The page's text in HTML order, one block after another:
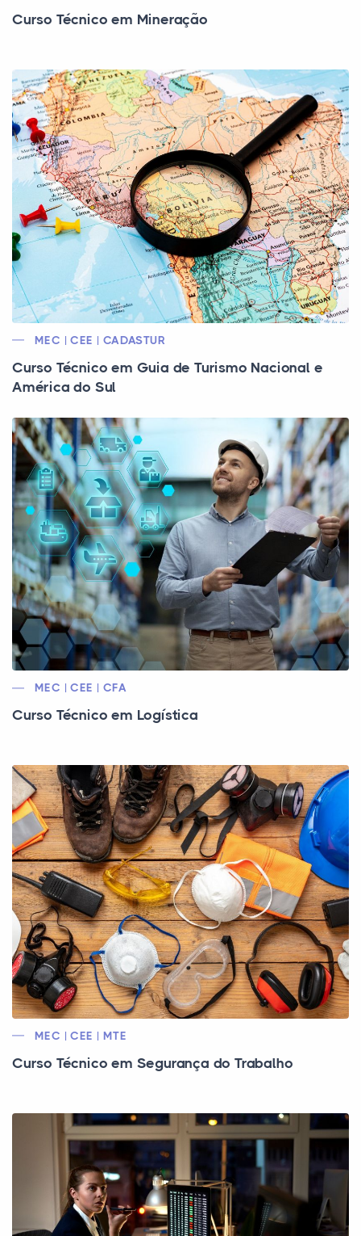
Curso Técnico em Mineração
MEC | CEE | CADASTUR
Curso Técnico em Guia de Turismo Nacional e
América do Sul
MEC | CEE | CFA
Curso Técnico em Logística
MEC | CEE | MTE
Curso Técnico em Segurança do Trabalho